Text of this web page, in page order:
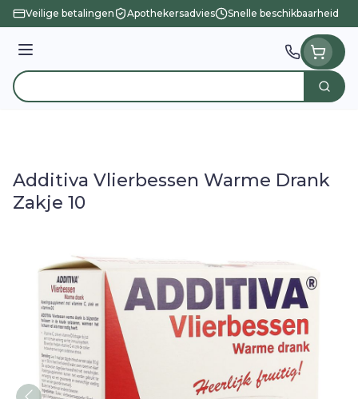
Ga naar de inhoud
Veilige betalingen Apothekersadvies Snelle beschikbaarheid
Menu
Product, merk, categorie... Zoek
Additiva Vlierbessen Warme Drank
Zakje 10